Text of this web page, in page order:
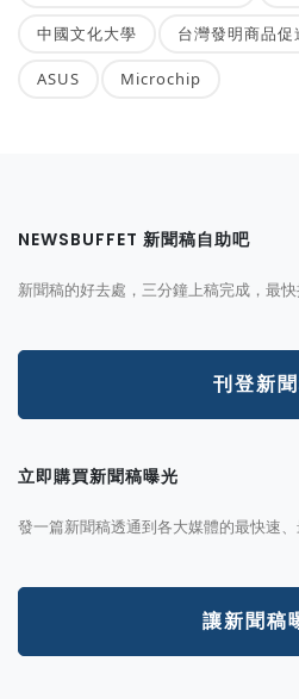
中國文化大學 台灣發明商品促
ASUS Microchip
NEWSBUFFET 新聞稿自助吧
新聞稿的好去處，三分鐘上稿完成，最
刊登新
立即購買新聞稿曝光
發一篇新聞稿透通到各大媒體的最快速、
讓新聞稿